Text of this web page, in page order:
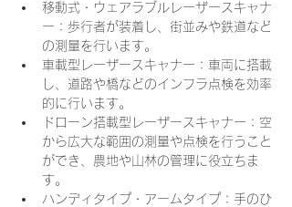
移動式・ウェアラブルレーザースキャナ
ー：歩行者が装着し、街並みや鉄道など
の測量を行います。
車載型レーザースキャナー：車両に搭載
し、道路や橋などのインフラ点検を効率
的に行います。
ドローン搭載型レーザースキャナー：空
から広大な範囲の測量や点検を行うこと
ができ、農地や山林の管理に役立ちま
す。
ハンディタイプ・アームタイプ：手のひ